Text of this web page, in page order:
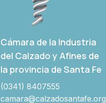
Cámara de la Industria
del Calzado y Afines de
la provincia de Santa Fe
(0341) 8407555
camara@calzadosantafe.org